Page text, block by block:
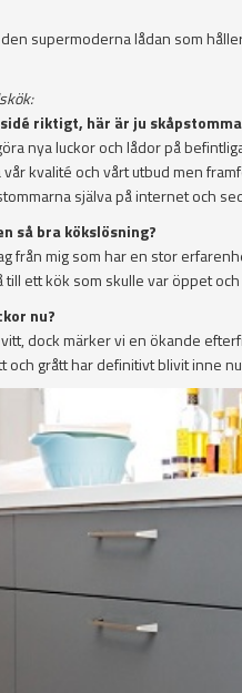
supermoderna lådan som
riktigt, här är ju
nya luckor och lådor på
kvalité och vårt utbud men
själva på internet och
så bra kökslösning?
från mig som har en stor
till ett kök som skulle var öppet
nu?
dock märker vi en ökande
grått har definitivt blivit inne